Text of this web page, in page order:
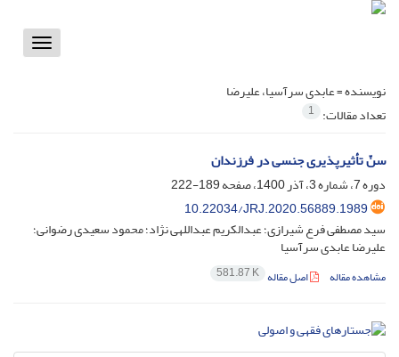
Toggle
نویسنده =عابدی سرآسیا، علیرضا
تعداد مقالات: 1
سنّ تأثیرپذیری جنسی در فرزندان
دوره 7، شماره 3، آذر 1400، صفحه
189-222
10.22034/JRJ.2020.56889.1989
سید مصطفی فرع شیرازی؛ عبدالکریم عبداللهی نژاد؛ محمود سعیدی رضوانی؛
علیرضا عابدی سرآسیا
مشاهده مقاله اصل مقاله 581.87 K